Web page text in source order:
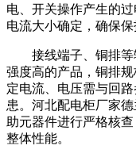
电、开关操作产生的
电流大小确定，确保
接线端子、铜排
强度高的产品，铜排
定电流、电压需与回
患。河北配电柜厂家
助元器件进行严格核
整体性能。